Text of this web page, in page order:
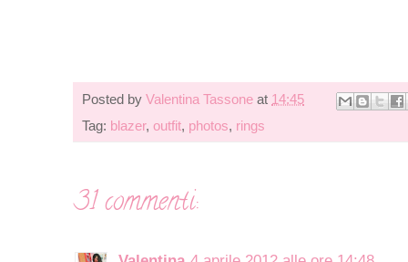
Posted by Valentina Tassone at 14:45
Tag: blazer, outfit, photos, rings
31 commenti: